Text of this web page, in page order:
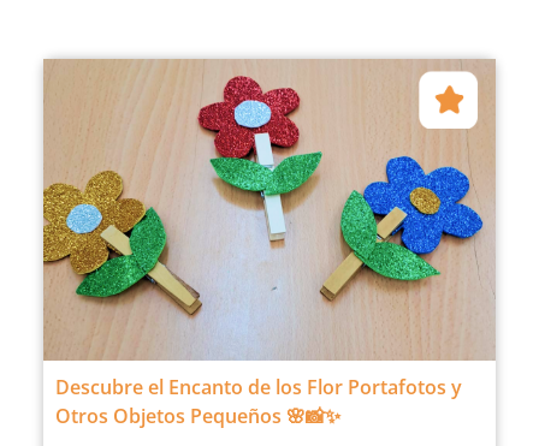
Descubre el Encanto de los Flor Portafotos y
Otros Objetos Pequeños 🌸📸✨